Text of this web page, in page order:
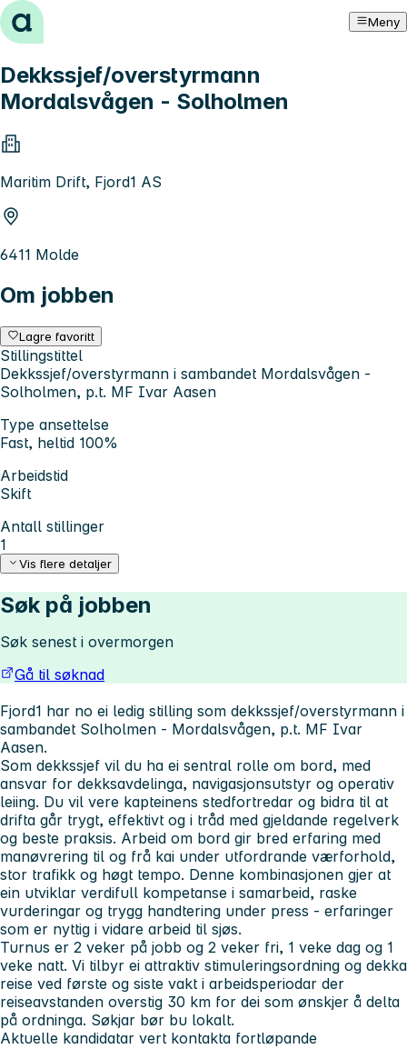
Hopp til innhold Meny
Dekkssjef/overstyrmann
Mordalsvågen - Solholmen
Maritim Drift, Fjord1 AS
6411 Molde
Om jobben
Lagre favoritt
Stillingstittel
Dekkssjef/overstyrmann i sambandet Mordalsvågen -
Solholmen, p.t. MF Ivar Aasen
Type ansettelse
Fast, heltid 100%
Arbeidstid
Skift
Antall stillinger
1
Vis flere detaljer
Søk på jobben
Søk senest i overmorgen
Gå til søknad
Fjord1 har no ei ledig stilling som dekkssjef/overstyrmann i
sambandet Solholmen - Mordalsvågen, p.t. MF Ivar
Aasen.
Som dekkssjef vil du ha ei sentral rolle om bord, med
ansvar for dekksavdelinga, navigasjonsutstyr og operativ
leiing. Du vil vere kapteinens stedfortredar og bidra til at
drifta går trygt, effektivt og i tråd med gjeldande regelverk
og beste praksis. Arbeid om bord gir bred erfaring med
manøvrering til og frå kai under utfordrande værforhold,
stor trafikk og høgt tempo. Denne kombinasjonen gjer at
ein utviklar verdifull kompetanse i samarbeid, raske
vurderingar og trygg handtering under press - erfaringer
som er nyttig i vidare arbeid til sjøs.
Turnus er 2 veker på jobb og 2 veker fri, 1 veke dag og 1
veke natt. Vi tilbyr ei attraktiv stimuleringsordning og dekka
reise ved første og siste vakt i arbeidsperiodar der
reiseavstanden overstig 30 km for dei som ønskjer å delta
på ordninga. Søkjar bør bu lokalt.
Aktuelle kandidatar vert kontakta fortløpande